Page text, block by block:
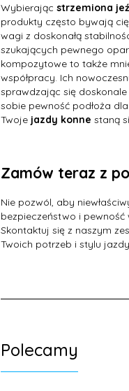
Wybierając strzemiona
produkty często bywają
wagi z doskonałą
szukających pewnego
kompozytowe to także
współpracy. Ich
sprawdzając się
sobie pewność podłoża
Twoje jazdy konne staną
Zamów teraz z
Nie pozwól, aby
bezpieczeństwo i
Skontaktuj się z naszym
Twoich potrzeb i stylu
Polecamy